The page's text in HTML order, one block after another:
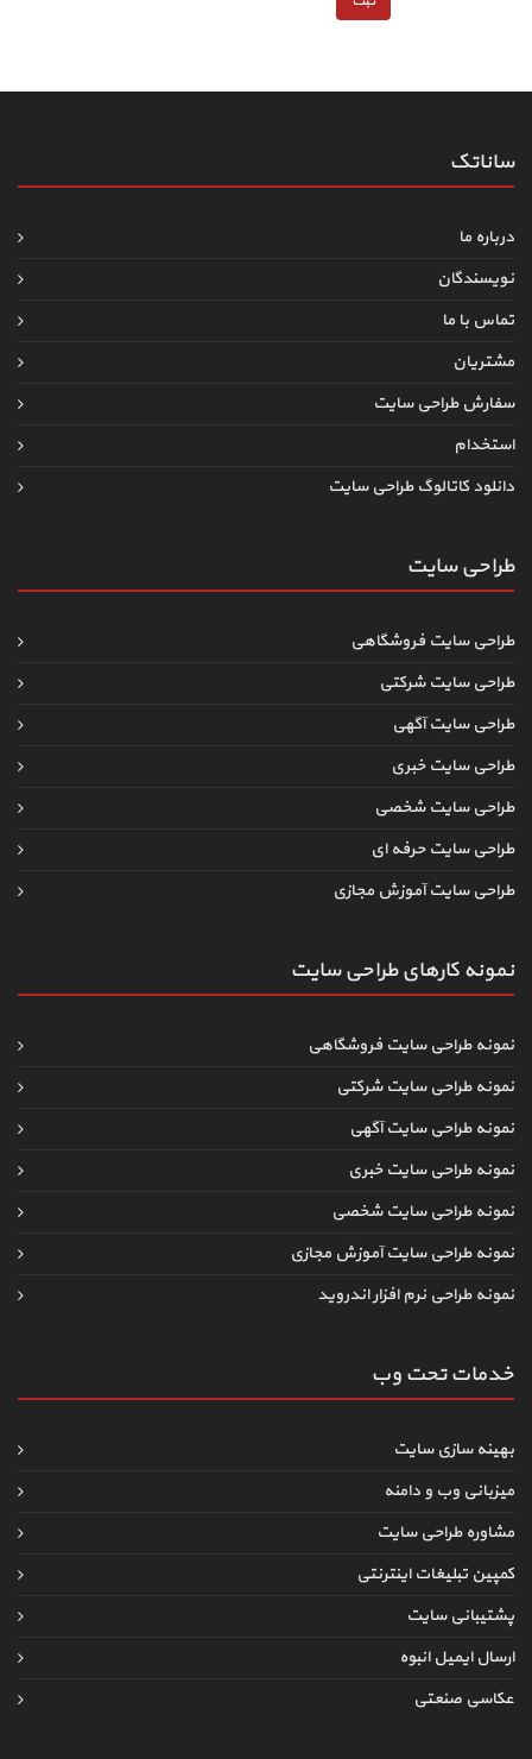
ساناتک
درباره ما
نویسندگان
تماس با ما
مشتریان
سفارش طراحی سایت
استخدام
دانلود کاتالوگ طراحی سایت
طراحی سایت
طراحی سایت فروشگاهی
طراحی سایت شرکتی
طراحی سایت آگهی
طراحی سایت خبری
طراحی سایت شخصی
طراحی سایت حرفه ای
طراحی سایت آموزش مجازی
نمونه کارهای طراحی سایت
نمونه طراحی سایت فروشگاهی
نمونه طراحی سایت شرکتی
نمونه طراحی سایت آگهی
نمونه طراحی سایت خبری
نمونه طراحی سایت شخصی
نمونه طراحی سایت آموزش مجازی
نمونه طراحی نرم افزار اندروید
خدمات تحت وب
بهینه سازی سایت
میزبانی وب و دامنه
مشاوره طراحی سایت
کمپین تبلیغات اینترنتی
پشتیبانی سایت
ارسال ایمیل انبوه
عکاسی صنعتی